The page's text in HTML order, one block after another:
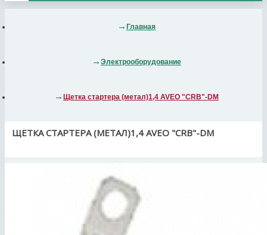
Главная
Электрооборудование
Щетка стартера (метал)1,4 AVEO "CRB"-DM
ЩЕТКА СТАРТЕРА (МЕТАЛ)1,4 AVEO "CRB"-DM